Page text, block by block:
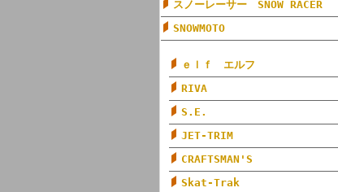
スノーレーサー SNOW RACER
SNOWMOTO
ｅｌｆ エルフ
RIVA
S.E.
JET-TRIM
CRAFTSMAN'S
Skat-Trak